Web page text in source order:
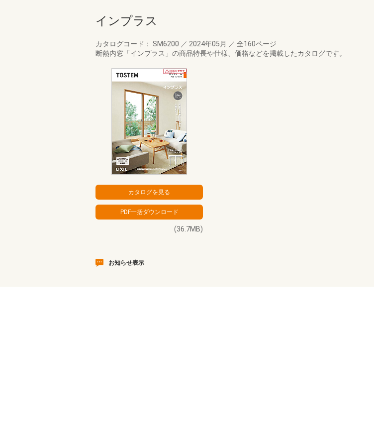
インプラス
カタログコード： SM6200 ／ 2024年05月 ／ 全160ページ
断熱内窓「インプラス」の商品特長や仕様、価格などを掲載したカタログです。
(36.7MB)
お知らせ表示